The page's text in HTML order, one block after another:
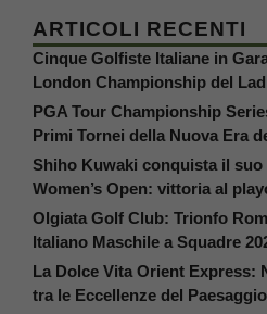
ARTICOLI RECENTI
Cinque Golfiste Italiane in
London Championship del
PGA Tour Championship
Primi Tornei della Nuova Era
Shiho Kuwaki conquista il suo
Women’s Open: vittoria al
Olgiata Golf Club: Trionfo
Italiano Maschile a Squadre
La Dolce Vita Orient Express:
tra le Eccellenze del